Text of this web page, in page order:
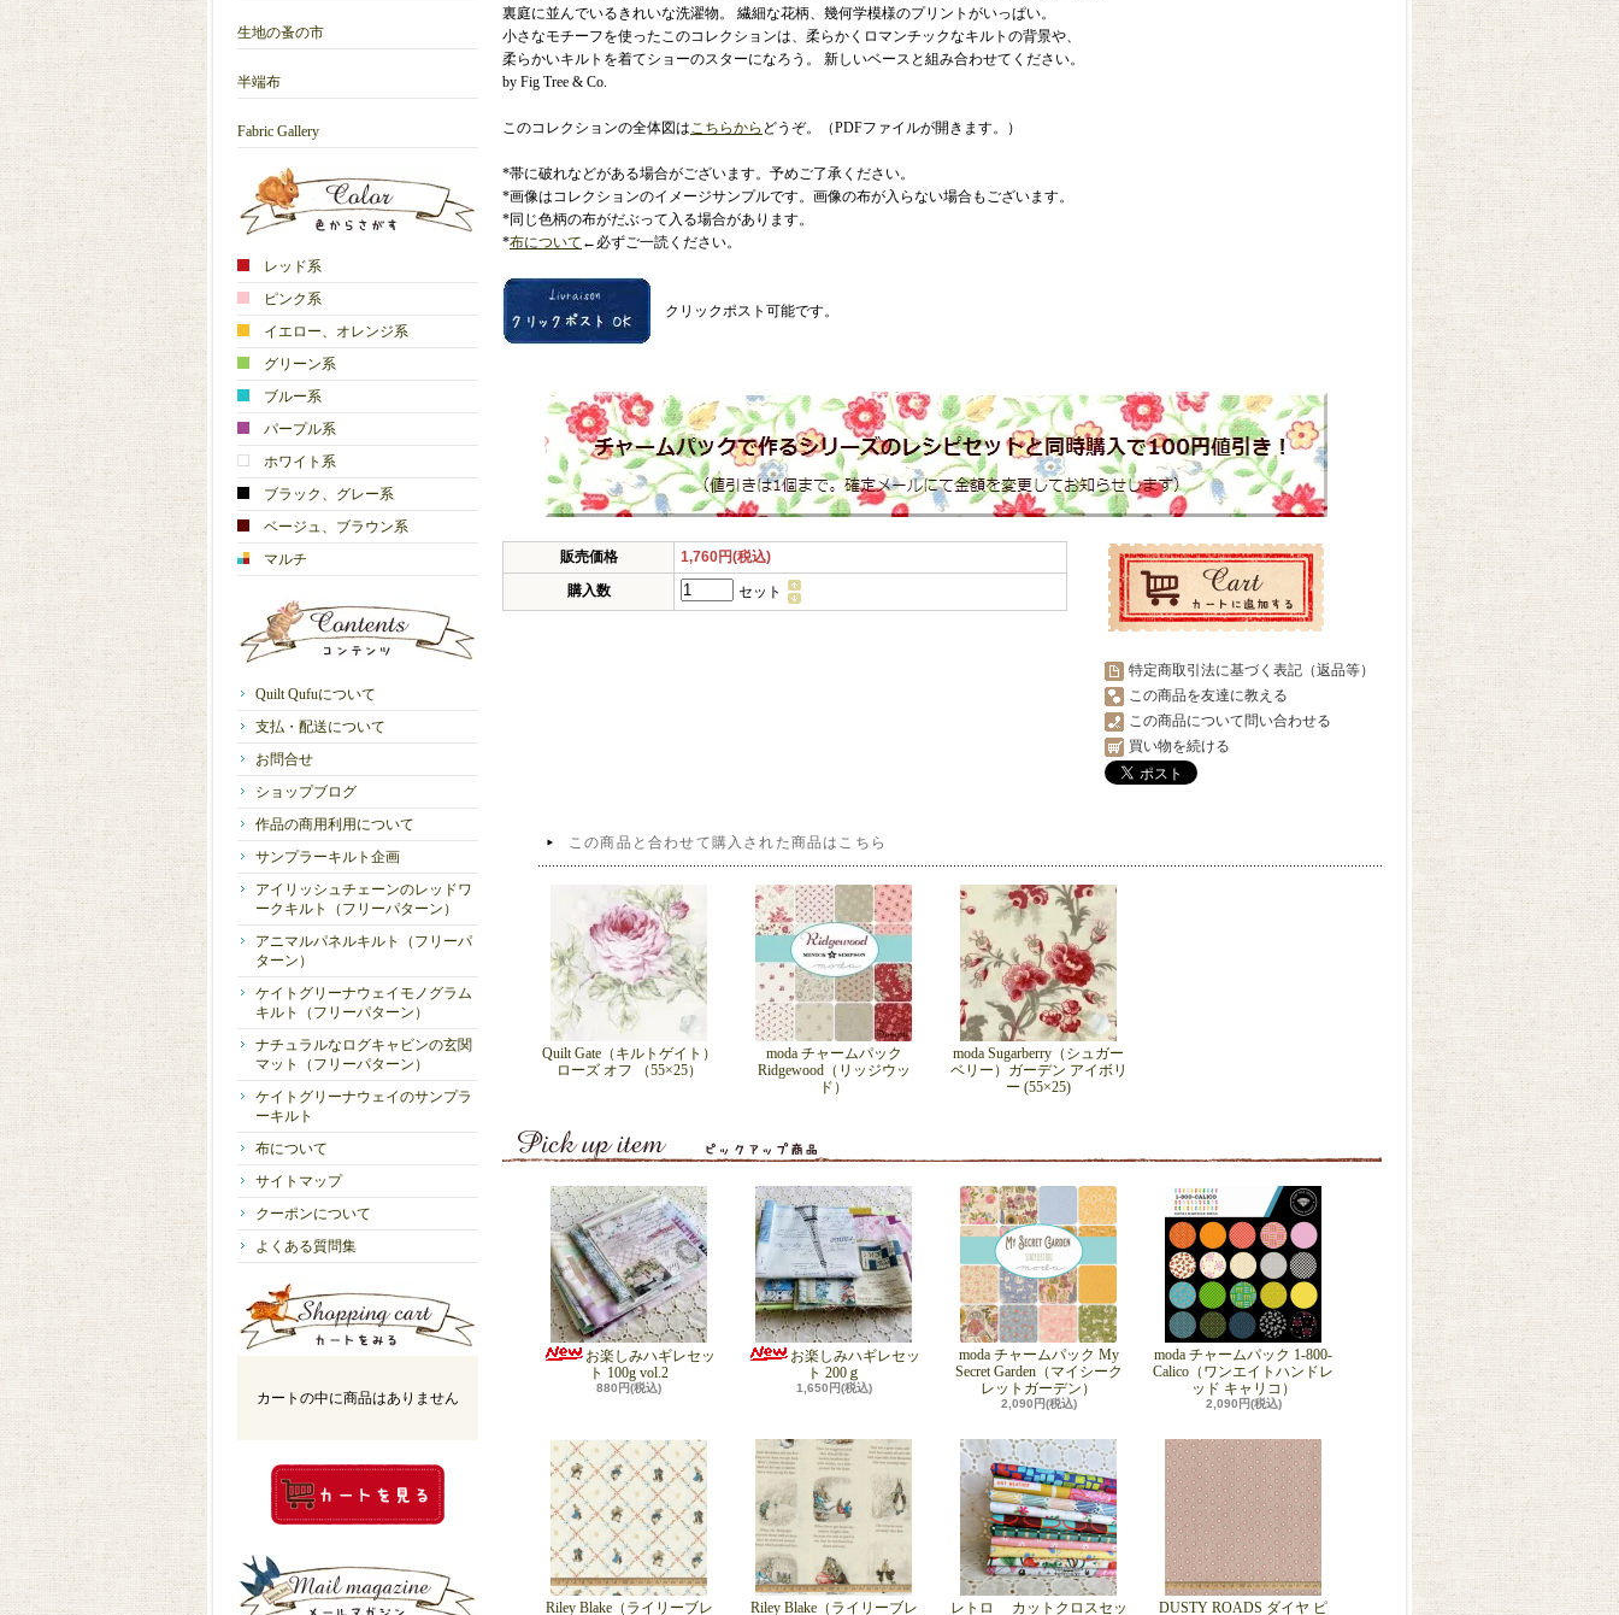
生地の蚤の市
半端布
Fabric Gallery
レッド系
ピンク系
イエロー、オレンジ系
グリーン系
ブルー系
パープル系
ホワイト系
ブラック、グレー系
ベージュ、ブラウン系
マルチ
Quilt Qufuについて
支払・配送について
お問合せ
ショップブログ
作品の商用利用について
サンプラーキルト企画
アイリッシュチェーンのレッドワ
ークキルト（フリーパターン）
アニマルパネルキルト（フリーパ
ターン）
ケイトグリーナウェイモノグラム
キルト（フリーパターン）
ナチュラルなログキャビンの玄関
マット（フリーパターン）
ケイトグリーナウェイのサンプラ
ーキルト
布について
サイトマップ
クーポンについて
よくある質問集
カートの中に商品はありません
裏庭に並んでいるきれいな洗濯物。 繊細な花柄、幾何学模様のプリントがいっぱい。
小さなモチーフを使ったこのコレクションは、柔らかくロマンチックなキルトの背景や、
柔らかいキルトを着てショーのスターになろう。 新しいベースと組み合わせてください。
by Fig Tree & Co.
このコレクションの全体図はこちらから どうぞ。（PDFファイルが開きます。）
*帯に破れなどがある場合がございます。予めご了承ください。
*画像はコレクションのイメージサンプルです。画像の布が入らない場合もございます。
*同じ色柄の布がだぶって入る場合があります。
*布について ←必ずご一読ください。
クリックポスト可能です。
販売価格
1,760円(税込)
購入数
セット
特定商取引法に基づく表記（返品等）
この商品を友達に教える
この商品について問い合わせる
買い物を続ける
この商品と合わせて購入された商品はこちら
Quilt Gate（キルトゲイト）
ローズ オフ （55×25）
moda チャームパック
Ridgewood（リッジウッ
ド）
moda Sugarberry（シュガー
ベリー）ガーデン アイボリ
ー (55×25)
お楽しみハギレセッ
ト 100g vol.2
880円(税込)
お楽しみハギレセッ
ト 200ｇ
1,650円(税込)
moda チャームパック My
Secret Garden（マイシーク
レットガーデン）
2,090円(税込)
moda チャームパック 1-800-
Calico（ワンエイトハンドレ
ッド キャリコ）
2,090円(税込)
Riley Blake（ライリーブレ
Riley Blake（ライリーブレ
レトロ カットクロスセッ
DUSTY ROADS ダイヤ ピ